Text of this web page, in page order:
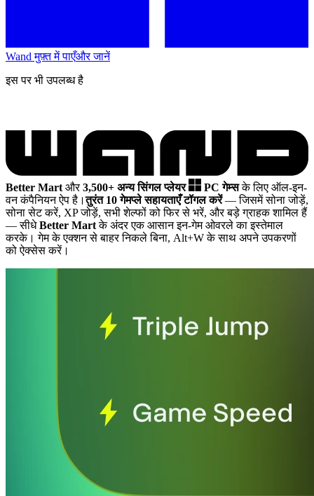
Wand मुफ़्त में पाएँऔर जानें
इस पर भी उपलब्ध है
Better Mart और3,500+ अन्य सिंगल प्लेयर PC गेम्सके लिए ऑल-इन-
वन कंपैनियन ऐप है।तुरंत 10 गेमप्ले सहायताएँ टॉगल करें— जिसमें सोना जोड़ें,
सोना सेट करें, XP जोड़ें, सभी शेल्फों को फिर से भरें, और बड़े ग्राहक शामिल हैं
— सीधेBetter Martके अंदर एक आसान इन-गेम ओवरले का इस्तेमाल
करके। गेम के एक्शन से बाहर निकले बिना, Alt+W के साथ अपने उपकरणों
को ऐक्सेस करें।